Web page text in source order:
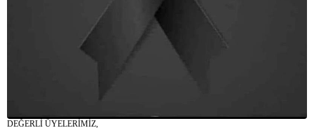
DEĞERLİ ÜYELERİMİZ,